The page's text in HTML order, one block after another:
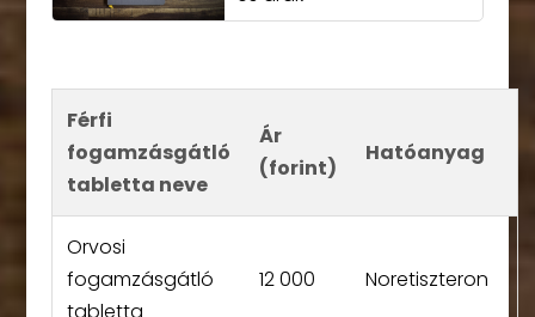
Férfi
fogamzásgátló
tabletta neve
Ár
(forint)
Hatóanyag
Orvosi
fogamzásgátló
tabletta
12 000 Noretiszteron